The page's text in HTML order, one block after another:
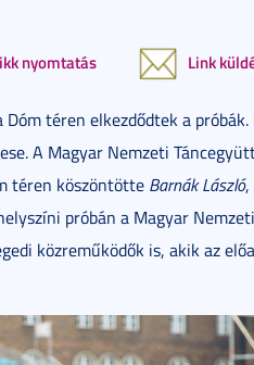
nyomtatás Link
téren elkezdődtek a
A Magyar Nemzeti
téren köszöntötte Barnák László,
próbán a Magyar
közreműködők is, akik az